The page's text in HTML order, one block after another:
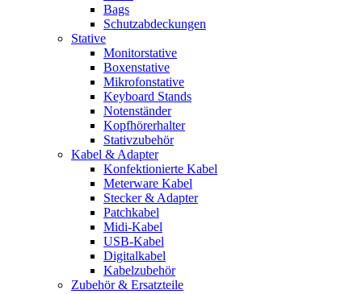
Bags
Schutzabdeckungen
Stative
Monitorstative
Boxenstative
Mikrofonstative
Keyboard Stands
Notenständer
Kopfhörerhalter
Stativzubehör
Kabel & Adapter
Konfektionierte Kabel
Meterware Kabel
Stecker & Adapter
Patchkabel
Midi-Kabel
USB-Kabel
Digitalkabel
Kabelzubehör
Zubehör & Ersatzteile